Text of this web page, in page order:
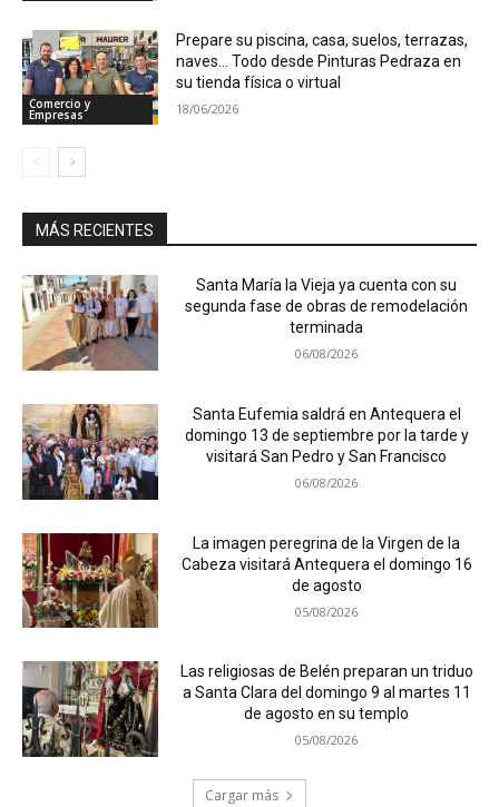
Comercio y
Empresas
Prepare su piscina, casa, suelos, terrazas,
naves… Todo desde Pinturas Pedraza en
su tienda física o virtual
18/06/2026
MÁS RECIENTES
Santa María la Vieja ya cuenta con su
segunda fase de obras de remodelación
terminada
06/08/2026
Santa Eufemia saldrá en Antequera el
domingo 13 de septiembre por la tarde y
visitará San Pedro y San Francisco
06/08/2026
La imagen peregrina de la Virgen de la
Cabeza visitará Antequera el domingo 16
de agosto
05/08/2026
Las religiosas de Belén preparan un triduo
a Santa Clara del domingo 9 al martes 11
de agosto en su templo
05/08/2026
Cargar más